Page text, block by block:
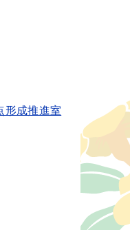
形成推進室